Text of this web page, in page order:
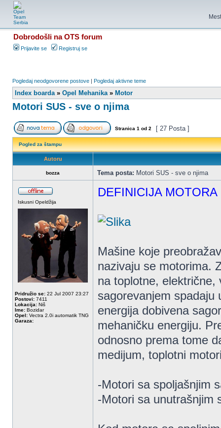
Dobrodošli na OTS forum
Prijavite se Registruj se
Pogledaj neodgovorene postove | Pogledaj aktivne teme
Index boarda» Opel Mehanika» Motor
Motori SUS - sve o njima
Stranica 1 od 2 [ 27 Posta ]
Pogled za štampu
Autoru
bozza Tema posta: Motori SUS - sve o njima
Iskusni Opeldžija
Pridružio se: 22 Jul 2007 23:27
Postovi: 7411
Lokacija: Niš
Ime: Bozidar
Opel: Vectra 2.0i automatik TNG
Garaza:
DEFINICIJA MOTORA
Mašine koje
nazivaju se motorima.
na toplotne, električne,
sagorevanjem spadaju
energija dobivena
mehaničku energiju.
odnosno prema tome
medijum, toplotni
-Motori sa spoljašnjim
-Motori sa unutrašnjim